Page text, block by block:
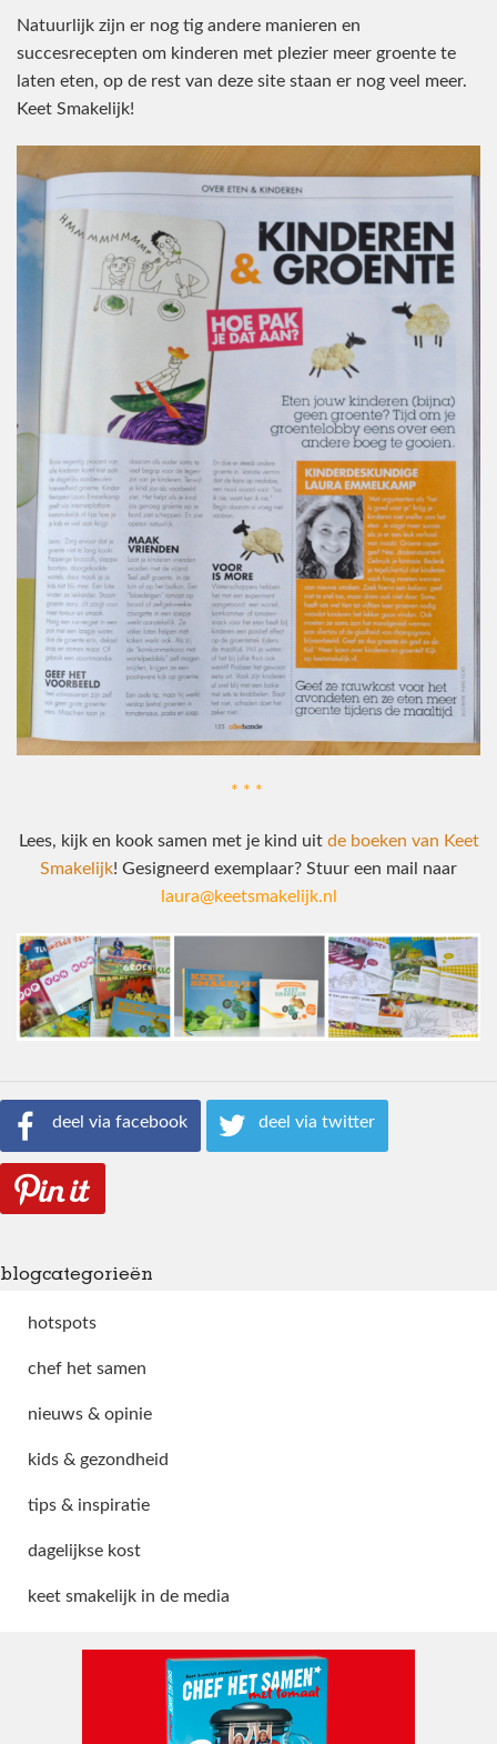
Natuurlijk zijn er nog tig andere manieren en
succesrecepten om kinderen met plezier meer groente te
laten eten, op de rest van deze site staan er nog veel meer.
Keet Smakelijk!
* * *
Lees, kijk en kook samen met je kind uit de boeken van Keet
Smakelijk! Gesigneerd exemplaar? Stuur een mail naar
laura@keetsmakelijk.nl
deel via facebook deel via twitter
blogcategorieën
hotspots
chef het samen
nieuws & opinie
kids & gezondheid
tips & inspiratie
dagelijkse kost
keet smakelijk in de media